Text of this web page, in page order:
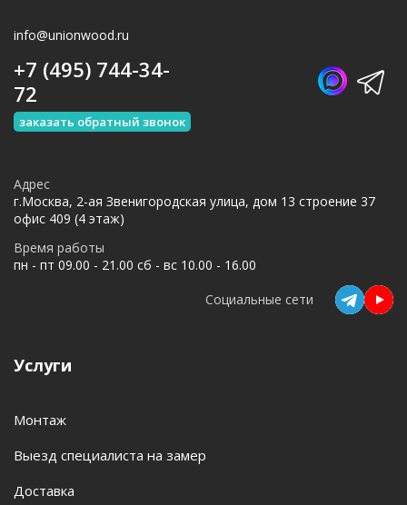
info@unionwood.ru
Услуги
Монтаж
Выезд специалиста на замер
Доставка
+7 (495) 744-34-
72
заказать обратный звонок
Адрес
г.Москва, 2-ая Звенигородская улица, дом 13 строение 37
офис 409 (4 этаж)
Время работы
пн - пт 09.00 - 21.00 сб - вс 10.00 - 16.00
Социальные сети